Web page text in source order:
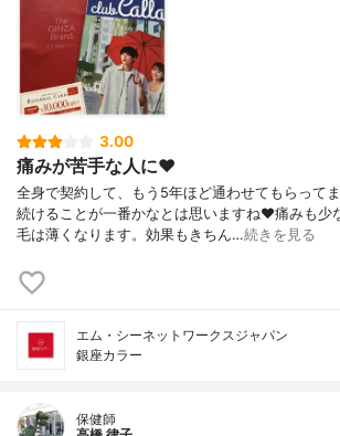
3.00
痛みが苦手な人に❤️
全身で契約して、もう5年ほど通わせてもらって
続けることが一番かなとは思いますね❤️痛みも少
毛は薄くなります。効果もきちん…続きを見る
エム・シーネットワークスジャパン
銀座カラー
保健師